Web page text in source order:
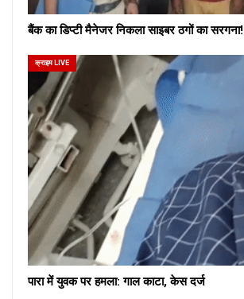
बैंक का डिप्टी मैनेजर निकला साइबर ठगों का सरगना!
क्राइम LIVE
पारा में युवक पर हमला: गाल काटा, केस दर्ज